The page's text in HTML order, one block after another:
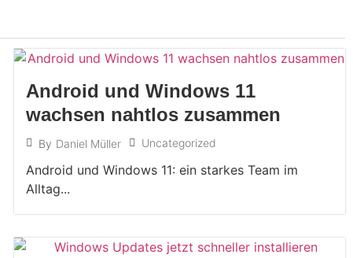
Android und Windows 11
wachsen nahtlos zusammen
By Daniel Müller Uncategorized
Android und Windows 11: ein starkes Team im
Alltag...